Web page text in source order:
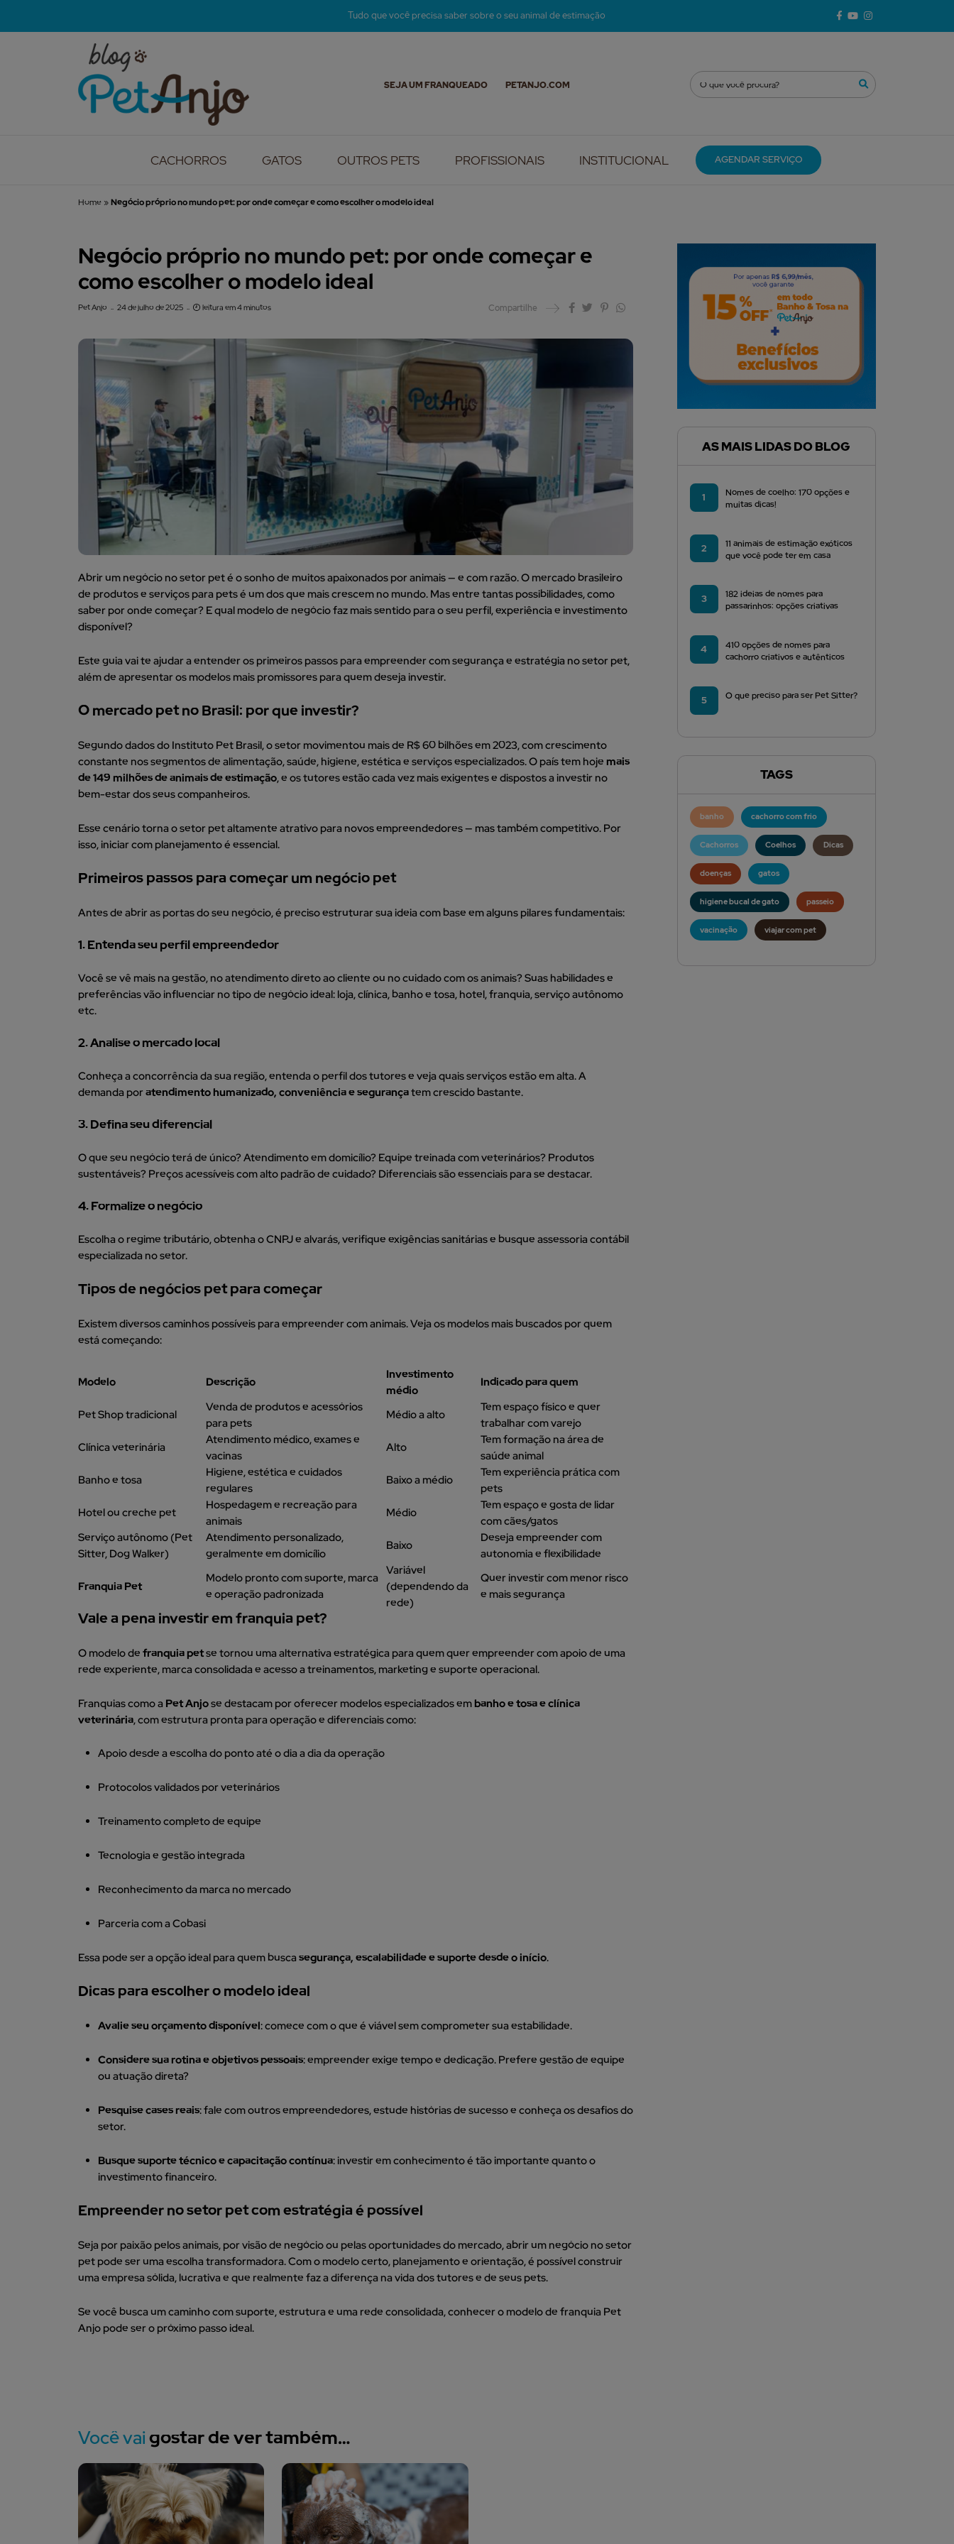
Tudo que você precisa saber sobre o seu animal de estimação
SEJA UM FRANQUEADO PETANJO.COM
CACHORROS GATOS OUTROS PETS PROFISSIONAIS INSTITUCIONAL AGENDAR SERVIÇO
Home »Negócio próprio no mundo pet: por onde começar e como escolher o modelo ideal
Negócio próprio no mundo pet: por onde começar e
como escolher o modelo ideal
Pet Anjo 24 de julho de 2025 leitura em 4 minutos Compartilhe
Abrir um negócio no setor pet é o sonho de muitos apaixonados por animais — e com razão. O mercado brasileiro
de produtos e serviços para pets é um dos que mais crescem no mundo. Mas entre tantas possibilidades, como
saber por onde começar? E qual modelo de negócio faz mais sentido para o seu perfil, experiência e investimento
disponível?
Este guia vai te ajudar a entender os primeiros passos para empreender com segurança e estratégia no setor pet,
além de apresentar os modelos mais promissores para quem deseja investir.
O mercado pet no Brasil: por que investir?
Segundo dados do Instituto Pet Brasil, o setor movimentou mais de R$ 60 bilhões em 2023, com crescimento
constante nos segmentos de alimentação, saúde, higiene, estética e serviços especializados. O país tem hojemais
de 149 milhões de animais de estimação, e os tutores estão cada vez mais exigentes e dispostos a investir no
bem-estar dos seus companheiros.
Esse cenário torna o setor pet altamente atrativo para novos empreendedores — mas também competitivo. Por
isso, iniciar com planejamento é essencial.
Primeiros passos para começar um negócio pet
Antes de abrir as portas do seu negócio, é preciso estruturar sua ideia com base em alguns pilares fundamentais:
1. Entenda seu perfil empreendedor
Você se vê mais na gestão, no atendimento direto ao cliente ou no cuidado com os animais? Suas habilidades e
preferências vão influenciar no tipo de negócio ideal: loja, clínica, banho e tosa, hotel, franquia, serviço autônomo
etc.
2. Analise o mercado local
Conheça a concorrência da sua região, entenda o perfil dos tutores e veja quais serviços estão em alta. A
demanda poratendimento humanizado, conveniência e segurançatem crescido bastante.
3. Defina seu diferencial
O que seu negócio terá de único? Atendimento em domicílio? Equipe treinada com veterinários? Produtos
sustentáveis? Preços acessíveis com alto padrão de cuidado? Diferenciais são essenciais para se destacar.
4. Formalize o negócio
Escolha o regime tributário, obtenha o CNPJ e alvarás, verifique exigências sanitárias e busque assessoria contábil
especializada no setor.
Tipos de negócios pet para começar
Existem diversos caminhos possíveis para empreender com animais. Veja os modelos mais buscados por quem
está começando:
Modelo Descrição
Investimento
médio
Indicado para quem
Pet Shop tradicional
Venda de produtos e acessórios
para pets
Médio a alto
Tem espaço físico e quer
trabalhar com varejo
Clínica veterinária
Atendimento médico, exames e
vacinas
Alto
Tem formação na área de
saúde animal
Banho e tosa
Higiene, estética e cuidados
regulares
Baixo a médio
Tem experiência prática com
pets
Hotel ou creche pet
Hospedagem e recreação para
animais
Médio
Tem espaço e gosta de lidar
com cães/gatos
Serviço autônomo (Pet
Sitter, Dog Walker)
Atendimento personalizado,
geralmente em domicílio
Baixo
Deseja empreender com
autonomia e flexibilidade
Franquia Pet
Modelo pronto com suporte, marca
e operação padronizada
Variável
(dependendo da
rede)
Quer investir com menor risco
e mais segurança
Vale a pena investir em franquia pet?
O modelo defranquia petse tornou uma alternativa estratégica para quem quer empreender com apoio de uma
rede experiente, marca consolidada e acesso a treinamentos, marketing e suporte operacional.
Franquias como a Pet Anjose destacam por oferecer modelos especializados embanho e tosa e clínica
veterinária, com estrutura pronta para operação e diferenciais como:
Apoio desde a escolha do ponto até o dia a dia da operação
Protocolos validados por veterinários
Treinamento completo de equipe
Tecnologia e gestão integrada
Reconhecimento da marca no mercado
Parceria com a Cobasi
Essa pode ser a opção ideal para quem buscasegurança, escalabilidade e suporte desde o início.
Dicas para escolher o modelo ideal
Avalie seu orçamento disponível: comece com o que é viável sem comprometer sua estabilidade.
Considere sua rotina e objetivos pessoais: empreender exige tempo e dedicação. Prefere gestão de equipe
ou atuação direta?
Pesquise cases reais: fale com outros empreendedores, estude histórias de sucesso e conheça os desafios do
setor.
Busque suporte técnico e capacitação contínua: investir em conhecimento é tão importante quanto o
investimento financeiro.
Empreender no setor pet com estratégia é possível
Seja por paixão pelos animais, por visão de negócio ou pelas oportunidades do mercado, abrir um negócio no setor
pet pode ser uma escolha transformadora. Com o modelo certo, planejamento e orientação, é possível construir
uma empresa sólida, lucrativa e que realmente faz a diferença na vida dos tutores e de seus pets.
Se você busca um caminho com suporte, estrutura e uma rede consolidada, conhecer o modelo de franquia Pet
Anjo pode ser o próximo passo ideal.
AS MAIS LIDAS DO BLOG
1
Nomes de coelho: 170 opções e
muitas dicas!
2
11 animais de estimação exóticos
que você pode ter em casa
3
182 ideias de nomes para
passarinhos: opções criativas
4
410 opções de nomes para
cachorro criativos e autênticos
5 O que preciso para ser Pet Sitter?
TAGS
banho cachorro com frio
Cachorros Coelhos Dicas
doenças gatos
higiene bucal de gato passeio
vacinação viajar com pet
Você vaigostar de ver também…